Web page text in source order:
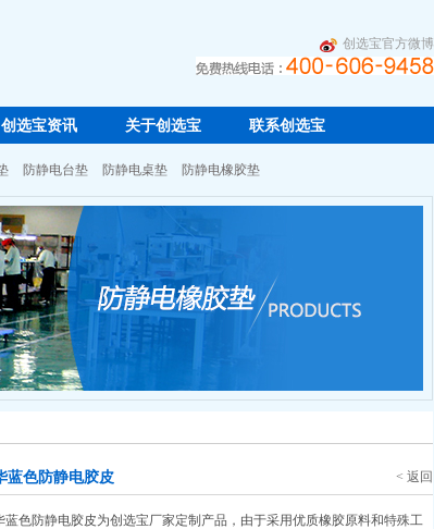
创选宝官方微博
创选宝资讯 关于创选宝 联系创选宝
防静电台垫 防静电桌垫 防静电橡胶垫
蓝色防静电胶皮 < 返回
蓝色防静电胶皮为创选宝厂家定制产品， 由于采用优质橡胶原料和特殊工